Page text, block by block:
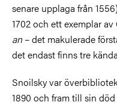
senare upplaga från
1702 och ett exemplar
an – det makulerade
det endast finns tre
Snoilsky var
1890 och fram till sin